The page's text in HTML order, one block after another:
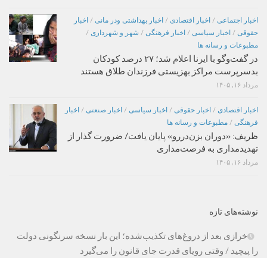
اخبار اجتماعی / اخبار اقتصادی / اخبار بهداشتی ودر مانی / اخبار
حقوقی / اخبار سیاسی / اخبار فرهنگی / شهر و شهرداری /
مطبوعات و رسانه ها
در گفت‌وگو با ایرنا اعلام شد؛ ۲۷ درصد کودکان
بدسرپرست مراکز بهزیستی فرزندان طلاق هستند
مرداد ۱۶, ۱۴۰۵
اخبار اقتصادی / اخبار حقوقی / اخبار سیاسی / اخبار صنعتی / اخبار
فرهنگی / مطبوعات و رسانه ها
ظریف: «دوران بزن‌دررو» پایان یافت/ ضرورت گذار از
تهدیدمداری به فرصت‌مداری
مرداد ۱۶, ۱۴۰۵
نوشته‌های تازه
خرازی بعد از دروغ‌های تکذیب‌شده؛ این بار نسخه سرنگونی دولت
را پیچید / وقتی رویای قدرت جای قانون را می‌گیرد